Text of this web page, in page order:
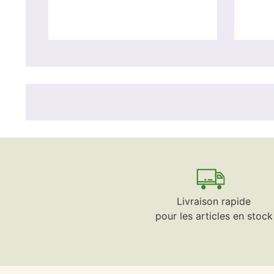
Livraison rapide
pour les articles en stock